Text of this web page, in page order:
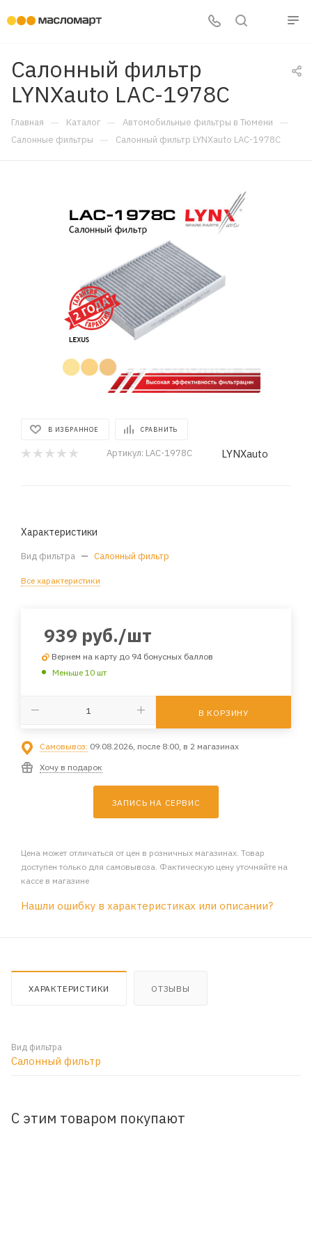
Салонный фильтр
LYNXauto LAC-1978C
Главная — Каталог — Автомобильные фильтры в Тюмени —
Салонные фильтры — Салонный фильтр LYNXauto LAC-1978C
В ИЗБРАННОЕ СРАВНИТЬ
Артикул: LAC-1978C LYNXauto
Характеристики
Вид фильтра — Салонный фильтр
Все характеристики
939 руб./шт
Вернем на карту до 94 бонусных баллов
Меньше 10 шт
В КОРЗИНУ
Самовывоз: 09.08.2026, после 8:00, в 2 магазинах
Хочу в подарок
ЗАПИСЬ НА СЕРВИС
Цена может отличаться от цен в розничных магазинах. Товар
доступен только для самовывоза. Фактическую цену уточняйте на
кассе в магазине
Нашли ошибку в характеристиках или описании?
ХАРАКТЕРИСТИКИ ОТЗЫВЫ
Вид фильтра
Салонный фильтр
С этим товаром покупают